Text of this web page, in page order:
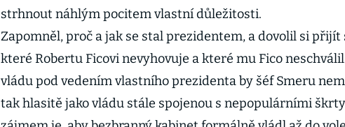
strhnout náhlým pocitem vlastní důležitosti.
Zapomněl, proč a jak se stal prezidentem, a dovolil si přijít
které Robertu Ficovi nevyhovuje a které mu Fico
vládu pod vedením vlastního prezidenta by šéf Smeru
tak hlasitě jako vládu stále spojenou s nepopulárními